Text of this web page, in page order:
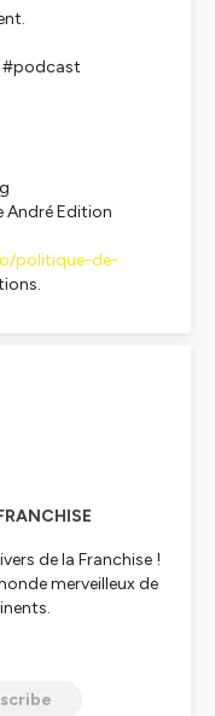
#podcast
André Edition
politique-de-
de la Franchise !
merveilleux de